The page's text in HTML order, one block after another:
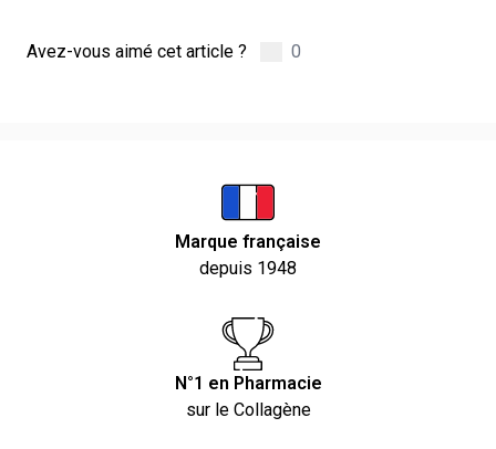
Avez-vous aimé cet article ? 0
Marque française
depuis 1948
N°1 en Pharmacie
sur le Collagène